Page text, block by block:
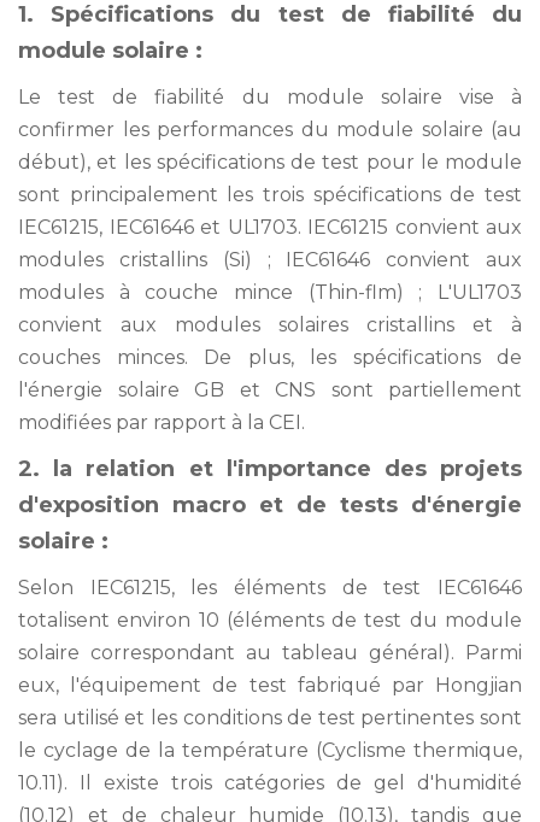
1. Spécifications du test de fiabilité du
module solaire :
Le test de fiabilité du module solaire vise à
confirmer les performances du module solaire (au
début), et les spécifications de test pour le module
sont principalement les trois spécifications de test
IEC61215, IEC61646 et UL1703. IEC61215 convient aux
modules cristallins (Si) ; IEC61646 convient aux
modules à couche mince (Thin-flm) ; L'UL1703
convient aux modules solaires cristallins et à
couches minces. De plus, les spécifications de
l'énergie solaire GB et CNS sont partiellement
modifiées par rapport à la CEI.
2. la relation et l'importance des projets
d'exposition macro et de tests d'énergie
solaire :
Selon IEC61215, les éléments de test IEC61646
totalisent environ 10 (éléments de test du module
solaire correspondant au tableau général). Parmi
eux, l'équipement de test fabriqué par Hongjian
sera utilisé et les conditions de test pertinentes sont
le cyclage de la température (Cyclisme thermique,
10.11). Il existe trois catégories de gel d'humidité
(10.12) et de chaleur humide (10.13), tandis que